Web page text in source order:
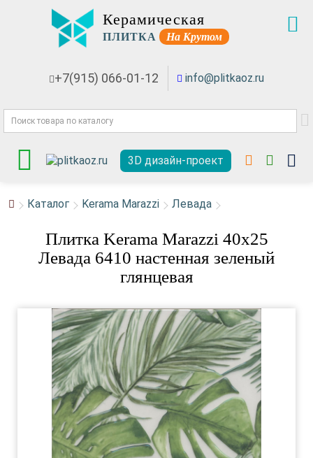
Керамическая
ПЛИТКА На Крутом
+7(915) 066-01-12 info@plitkaoz.ru
3D дизайн-проект
Каталог Kerama Marazzi Левада
Плитка Kerama Marazzi 40x25
Левада 6410 настенная зеленый
глянцевая